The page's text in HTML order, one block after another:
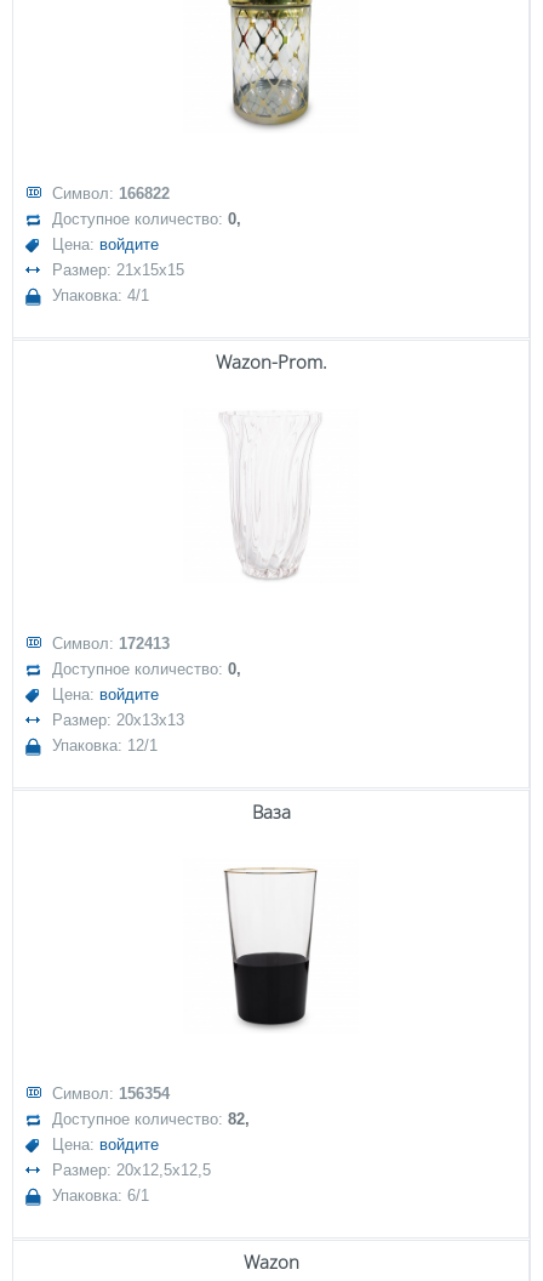
Символ: 166822
Доступное количество:0,
Цена: войдите
Размер: 21x15x15
Упаковка: 4/1
Wazon-Prom.
Символ: 172413
Доступное количество:0,
Цена: войдите
Размер: 20x13x13
Упаковка: 12/1
Ваза
Символ: 156354
Доступное количество:82,
Цена: войдите
Размер: 20x12,5x12,5
Упаковка: 6/1
Wazon